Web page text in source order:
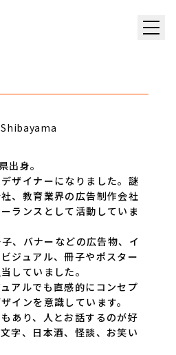
出身。
ザイナーになりました。謎
、教育業界の広告制作会社
ランスとして活動していま
、バナーなどの広告物、イ
ジュアル、冊子やポスター
していました。
アルでも直感的にコンセプ
インを意識しています。
あり、人とお話するのが好
字、日本酒、怪談、お笑い